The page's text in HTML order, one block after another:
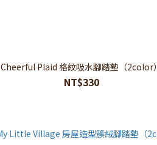
Cheerful Plaid 格紋吸水腳踏墊（2color）
NT$330